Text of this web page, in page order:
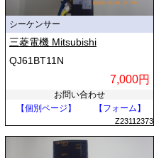
シーケンサー
三菱電機 Mitsubishi
QJ61BT11N
7,000円
お問い合わせ
【個別ページ】
【フォーム】
Z23112373